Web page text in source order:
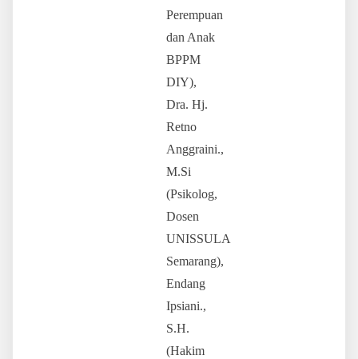
Perempuan
dan Anak
BPPM
DIY),
Dra. Hj.
Retno
Anggraini.,
M.Si
(Psikolog,
Dosen
UNISSULA
Semarang),
Endang
Ipsiani.,
S.H.
(Hakim